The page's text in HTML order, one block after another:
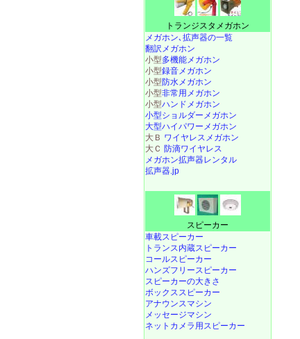
トランジスタメガホン
メガホン､拡声器の一覧
翻訳メガホン
小型多機能メガホン
小型録音メガホン
小型防水メガホン
小型非常用メガホン
小型ハンドメガホン
小型ショルダーメガホン
大型ハイパワーメガホン
大Ｂ ワイヤレスメガホン
大Ｃ 防滴ワイヤレス
メガホン拡声器レンタル
拡声器.jp
スピーカー
車載スピーカー
トランス内蔵スピーカー
コールスピーカー
ハンズフリースピーカー
スピーカーの大きさ
ボックススピーカー
アナウンスマシン
メッセージマシン
ネットカメラ用スピーカー